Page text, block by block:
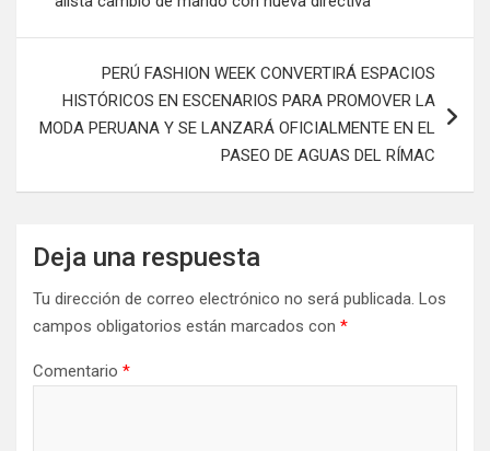
PERÚ FASHION WEEK CONVERTIRÁ ESPACIOS
HISTÓRICOS EN ESCENARIOS PARA PROMOVER LA
MODA PERUANA Y SE LANZARÁ OFICIALMENTE EN EL
PASEO DE AGUAS DEL RÍMAC
Deja una respuesta
Tu dirección de correo electrónico no será publicada. Los
campos obligatorios están marcados con *
Comentario *